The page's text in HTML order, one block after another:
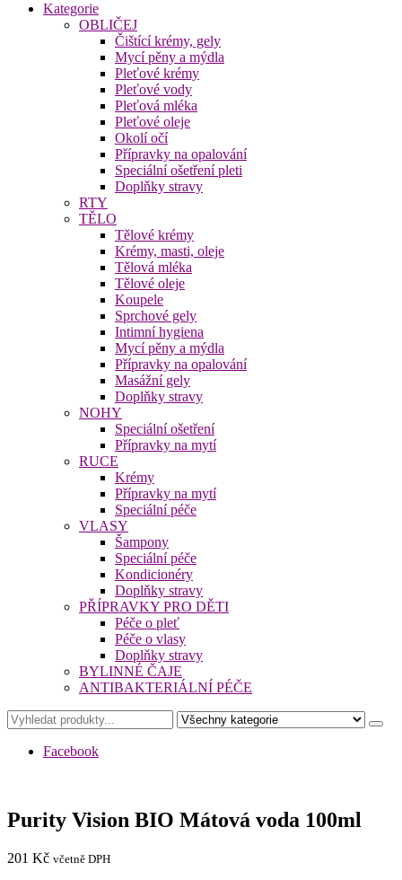
Kategorie
OBLIČEJ
Čištící krémy, gely
Mycí pěny a mýdla
Pleťové krémy
Pleťové vody
Pleťová mléka
Pleťové oleje
Okolí očí
Přípravky na opalování
Speciální ošetření pleti
Doplňky stravy
RTY
TĚLO
Tělové krémy
Krémy, masti, oleje
Tělová mléka
Tělové oleje
Koupele
Sprchové gely
Intimní hygiena
Mycí pěny a mýdla
Přípravky na opalování
Masážní gely
Doplňky stravy
NOHY
Speciální ošetření
Přípravky na mytí
RUCE
Krémy
Přípravky na mytí
Speciální péče
VLASY
Šampony
Speciální péče
Kondicionéry
Doplňky stravy
PŘÍPRAVKY PRO DĚTI
Péče o pleť
Péče o vlasy
Doplňky stravy
BYLINNÉ ČAJE
ANTIBAKTERIÁLNÍ PÉČE
Facebook
Purity Vision BIO Mátová voda 100ml
201 Kč včetně DPH